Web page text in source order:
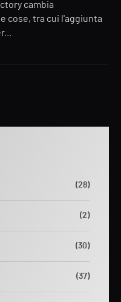
(28)
(2)
(30)
(37)
cambia
cose, tra cui l'aggiunta